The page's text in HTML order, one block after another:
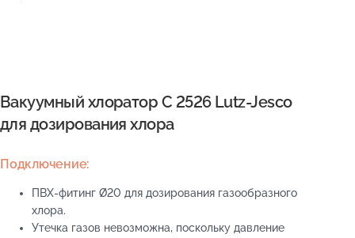
Вакуумный хлоратор C 2526 Lutz-Jesco
для дозирования хлора
Подключение:
ПВХ-фитинг Ø20 для дозирования газообразного
хлора.
Утечка газов невозможна, поскольку давление